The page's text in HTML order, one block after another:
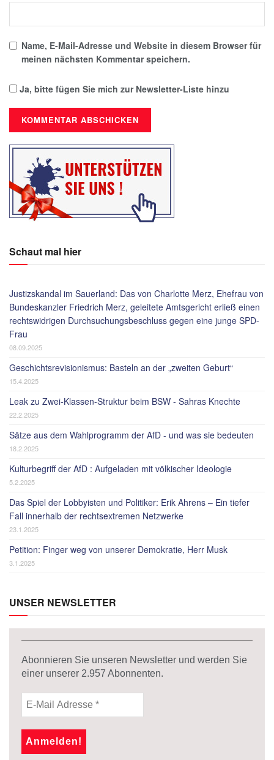
Name, E-Mail-Adresse und Website in diesem Browser für
meinen nächsten Kommentar speichern.
Ja, bitte fügen Sie mich zur Newsletter-Liste hinzu
Schaut mal hier
Justizskandal im Sauerland: Das von Charlotte Merz, Ehefrau von
Bundeskanzler Friedrich Merz, geleitete Amtsgericht erließ einen
rechtswidrigen Durchsuchungsbeschluss gegen eine junge SPD-
Frau
08.09.2025
Geschichtsrevisionismus: Basteln an der „zweiten Geburt“
15.4.2025
Leak zu Zwei-Klassen-Struktur beim BSW - Sahras Knechte
22.2.2025
Sätze aus dem Wahlprogramm der AfD - und was sie bedeuten
18.2.2025
Kulturbegriff der AfD : Aufgeladen mit völkischer Ideologie
5.2.2025
Das Spiel der Lobbyisten und Politiker: Erik Ahrens – Ein tiefer
Fall innerhalb der rechtsextremen Netzwerke
23.1.2025
Petition: Finger weg von unserer Demokratie, Herr Musk
3.1.2025
UNSER NEWSLETTER
Abonnieren Sie unseren Newsletter und werden Sie
einer unserer 2.957 Abonnenten.